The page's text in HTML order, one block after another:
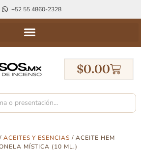
+52 55 4860-2328
$0.00
/ ACEITES Y ESENCIAS / ACEITE HEM
MÍSTICA (10 ML.)